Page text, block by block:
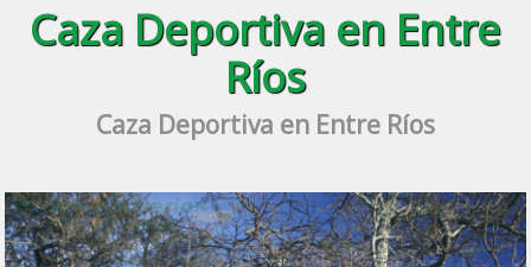
Caza Deportiva en Entre
Ríos
Caza Deportiva en Entre Ríos